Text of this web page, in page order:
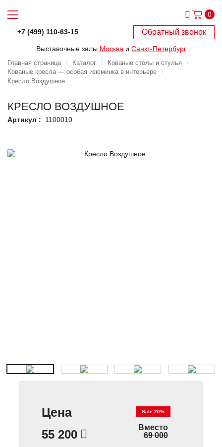
0
+7 (499) 110-63-15 Обратный звонок
Выставочные залы Москва и Санкт-Петербург
Главная страница Каталог
Кованые столы и стулья
Кованые кресла — особая изюминка в интерьере
Кресло Воздушное
КРЕСЛО ВОЗДУШНОЕ
Артикул : 1100010
Цена
55 200
Sale 20%
Вместо
69 000